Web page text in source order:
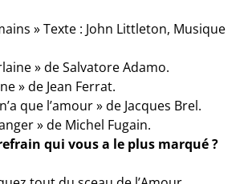
» Texte : John Littleton, Musique
» de Salvatore Adamo.
» de Jean Ferrat.
que l’amour » de Jacques Brel.
» de Michel Fugain.
qui vous a le plus marqué ?